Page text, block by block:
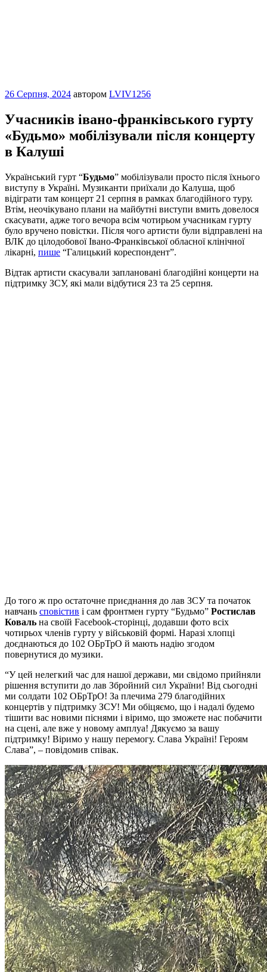
Опубліковано
26 Серпня, 2024 автором LVIV1256
Учасників івано-франківського гурту
«Будьмо» мобілізували після концерту
в Калуші
Український гурт “Будьмо” мобілізували просто після їхнього
виступу в Україні. Музиканти приїхали до Калуша, щоб
відіграти там концерт 21 серпня в рамках благодійного туру.
Втім, неочікувано плани на майбутні виступи вмить довелося
скасувати, адже того вечора всім чотирьом учасникам гурту
було вручено повістки. Після чого артисти були відправлені на
ВЛК до цілодобової Івано-Франківської обласної клінічної
лікарні, пише “Галицький кореспондент”.
Відтак артисти скасували заплановані благодійні концерти на
підтримку ЗСУ, які мали відбутися 23 та 25 серпня.
До того ж про остаточне приєднання до лав ЗСУ та початок
навчань сповістив і сам фронтмен гурту “Будьмо” Ростислав
Коваль на своїй Facebook-сторінці, додавши фото всіх
чотирьох членів гурту у військовій формі. Наразі хлопці
доєднаються до 102 ОБрТрО й мають надію згодом
повернутися до музики.
“У цей нелегкий час для нашої держави, ми свідомо прийняли
рішення вступити до лав Збройний сил України! Від сьогодні
ми солдати 102 ОБрТрО! За плечима 279 благодійних
концертів у підтримку ЗСУ! Ми обіцяємо, що і надалі будемо
тішити вас новими піснями і віримо, що зможете нас побачити
на сцені, але вже у новому амплуа! Дякуємо за вашу
підтримку! Віримо у нашу перемогу. Слава Україні! Героям
Слава”, – повідомив співак.